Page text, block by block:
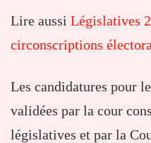
Lire aussi Législatives
circonscriptions
Les candidatures pour
validées par la cour
législatives et par la